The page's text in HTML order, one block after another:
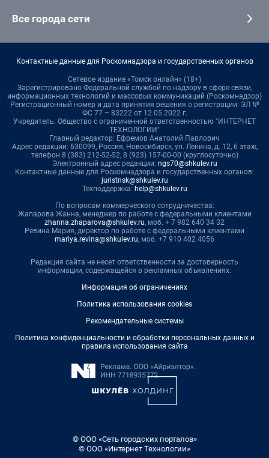
Все города сети
Контактные данные для Роскомнадзора и государственных органов
Сетевое издание «Томск онлайн» (18+)
Зарегистрировано Федеральной службой по надзору в сфере связи,
информационных технологий и массовых коммуникаций (Роскомнадзор)
Регистрационный номер и дата принятия решения о регистрации: ЭЛ №
ФС 77 – 83222 от 12.05.2022 г.
Учредитель: Общество с ограниченной ответственностью "ИНТЕРНЕТ
ТЕХНОЛОГИИ"
Главный редактор: Ефремов Анатолий Павлович
Адрес редакции: 630099, Россия, Новосибирск, ул. Ленина, д. 12, 6 этаж,
телефон 8 (383) 212-52-52, 8 (923) 157-00-00 (круглосуточно)
Электронный адрес редакции: ngs70@shkulev.ru
Контактные данные для Роскомнадзора и государственных органов:
juristnsk@shkulev.ru
Техподдержка: help@shkulev.ru
По вопросам коммерческого сотрудничества:
Жапарова Жанна, менеджер по работе с федеральными клиентами
zhanna.zhaparova@shkulev.ru, моб. + 7 982 640 34 32
Ревина Мария, директор по работе с федеральными клиентами
mariya.revina@shkulev.ru, моб. +7 910 402 4056
Редакция сайта не несет ответственности за достоверность
информации, содержащейся в рекламных объявлениях.
Информация об ограничениях
Политика использования cookies
Рекомендательные системы
Политика конфиденциальности и обработки персональных данных и
правила использования сайта
© ООО «Сеть городских порталов»
© ООО «Интернет Технологии»